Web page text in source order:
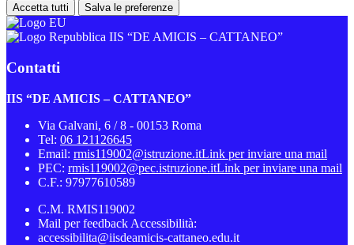
Accetta tutti Salva le preferenze
IIS “DE AMICIS – CATTANEO”
Contatti
IIS “DE AMICIS – CATTANEO”
Via Galvani, 6 / 8 - 00153 Roma
Tel: 06 121126645
Email: rmis119002@istruzione.itLink per inviare una mail
PEC: rmis119002@pec.istruzione.itLink per inviare una mail
C.F.: 97977610589
C.M. RMIS119002
Mail per feedback Accessibilità:
accessibilita@iisdeamicis-cattaneo.edu.it